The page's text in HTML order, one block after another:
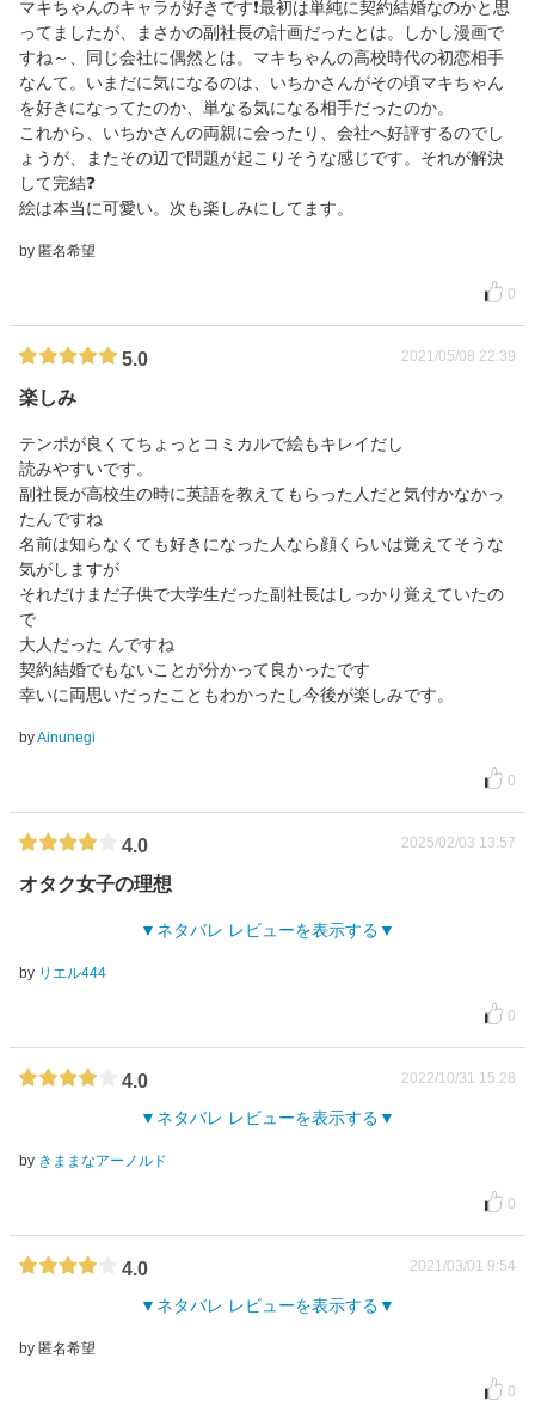
マキちゃんのキャラが好きです❗最初は単純に契約結婚なのかと思
ってましたが、まさかの副社長の計画だったとは。しかし漫画で
すね～、同じ会社に偶然とは。マキちゃんの高校時代の初恋相手
なんて。いまだに気になるのは、いちかさんがその頃マキちゃん
を好きになってたのか、単なる気になる相手だったのか。
これから、いちかさんの両親に会ったり、会社へ好評するのでし
ょうが、またその辺で問題が起こりそうな感じです。それが解決
して完結❓️
絵は本当に可愛い。次も楽しみにしてます。
by 匿名希望
0
5.0 2021/05/08 22:39
楽しみ
テンポが良くてちょっとコミカルで絵もキレイだし
読みやすいです。
副社長が高校生の時に英語を教えてもらった人だと気付かなかっ
たんですね
名前は知らなくても好きになった人なら顔くらいは覚えてそうな
気がしますが
それだけまだ子供で大学生だった副社長はしっかり覚えていたの
で
大人だった んですね
契約結婚でもないことが分かって良かったです
幸いに両思いだったこともわかったし今後が楽しみです。
byAinunegi
0
4.0 2025/02/03 13:57
オタク女子の理想
ネタバレ レビューを表示する
by リエル444
0
4.0 2022/10/31 15:28
ネタバレ レビューを表示する
by きままなアーノルド
0
4.0 2021/03/01 9:54
ネタバレ レビューを表示する
by 匿名希望
0